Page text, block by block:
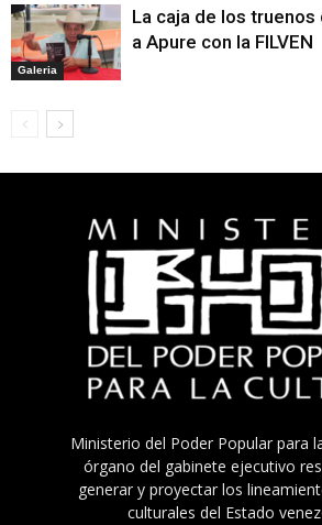
Galeria
La caja de los
a Apure con la FILVEN
Ministerio del Poder Popular para
órgano del gabinete ejecutivo
generar y proyectar los
culturales del Estado